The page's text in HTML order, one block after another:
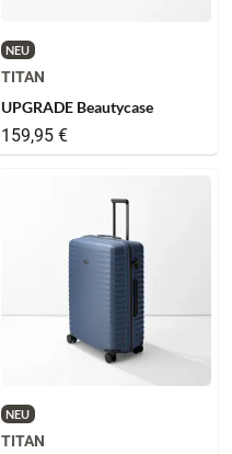
NEU
TITAN
UPGRADE Beautycase
159,95 €
NEU
TITAN